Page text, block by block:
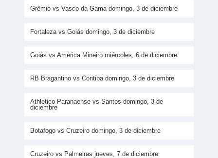
Grêmio vs Vasco da Gama domingo, 3 de diciembre
Fortaleza vs Goiás domingo, 3 de diciembre
Goiás vs América Mineiro miércoles, 6 de diciembre
RB Bragantino vs Coritiba domingo, 3 de diciembre
Athletico Paranaense vs Santos domingo, 3 de
diciembre
Botafogo vs Cruzeiro domingo, 3 de diciembre
Cruzeiro vs Palmeiras jueves, 7 de diciembre